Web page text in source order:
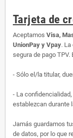
Tarjeta de
Aceptamos Visa,
UnionPay y Vpay.
segura de pago
- Sólo el/la titular,
- La
establezcan durante
Jamás guardamos
de datos, por lo que